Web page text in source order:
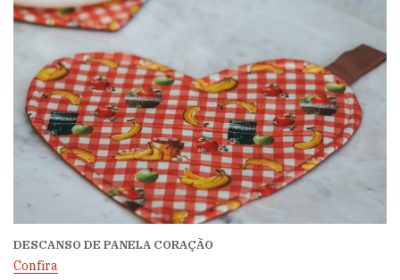
DESCANSO DE PANELA CORAÇÃO
Confira